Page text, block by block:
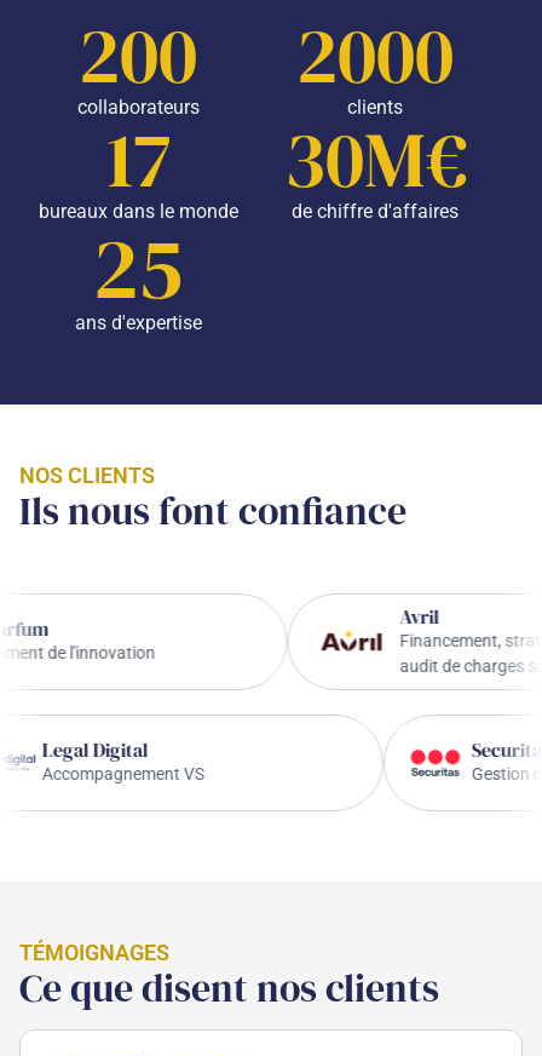
200
collaborateurs 2000
clients
17
bureaux dans le monde 30M€
de chiffre d'affaires
25
ans d'expertise
NOS CLIENTS
Ils nous font confiance
l'innovation
Financement, stratégie de
audit de charges sociales
Legal Digital
Accompagnement VS
TÉMOIGNAGES
Ce que disent nos clients